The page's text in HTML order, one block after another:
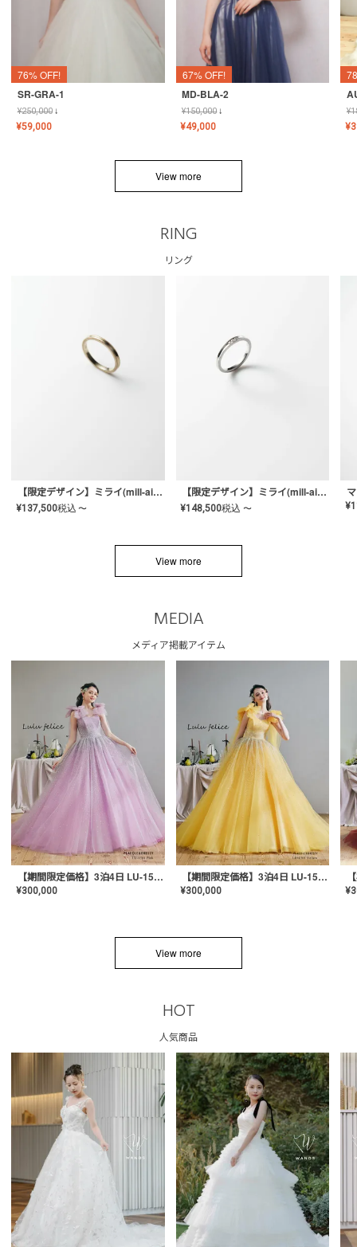
76% OFF!
SR-GRA-1
¥250,000↓
¥59,000
67% OFF!
MD-BLA-2
¥150,000↓
¥49,000
¥
¥
View more
RING
リング
【限定デザイン】ミライ(mill-ai)リング
¥137,500税込 〜
【限定デザイン】ミライ(mill-ai)リング
¥148,500税込 〜 ¥
View more
MEDIA
メディア掲載アイテム
【期間限定価格】3泊4日 LU-1501(Pink)
¥300,000
【期間限定価格】3泊4日 LU-1501(Yellow)
¥300,000 ¥
View more
HOT
人気商品